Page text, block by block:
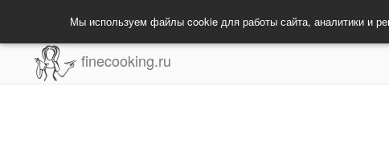
Мы используем файлы cookie для работы сайта, аналитики и
finecooking.ru